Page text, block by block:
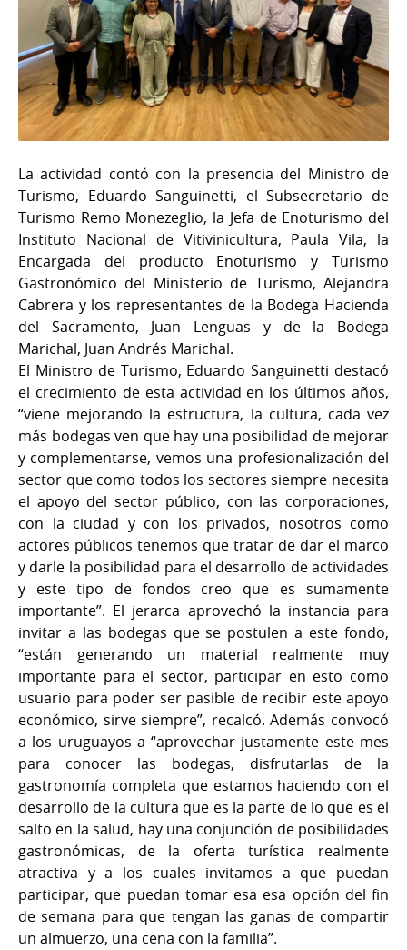
La actividad contó con la presencia del Ministro de
Turismo, Eduardo Sanguinetti, el Subsecretario de
Turismo Remo Monezeglio, la Jefa de Enoturismo del
Instituto Nacional de Vitivinicultura, Paula Vila, la
Encargada del producto Enoturismo y Turismo
Gastronómico del Ministerio de Turismo, Alejandra
Cabrera y los representantes de la Bodega Hacienda
del Sacramento, Juan Lenguas y de la Bodega
Marichal, Juan Andrés Marichal.
El Ministro de Turismo, Eduardo Sanguinetti destacó
el crecimiento de esta actividad en los últimos años,
“viene mejorando la estructura, la cultura, cada vez
más bodegas ven que hay una posibilidad de mejorar
y complementarse, vemos una profesionalización del
sector que como todos los sectores siempre necesita
el apoyo del sector público, con las corporaciones,
con la ciudad y con los privados, nosotros como
actores públicos tenemos que tratar de dar el marco
y darle la posibilidad para el desarrollo de actividades
y este tipo de fondos creo que es sumamente
importante”. El jerarca aprovechó la instancia para
invitar a las bodegas que se postulen a este fondo,
“están generando un material realmente muy
importante para el sector, participar en esto como
usuario para poder ser pasible de recibir este apoyo
económico, sirve siempre”, recalcó. Además convocó
a los uruguayos a “aprovechar justamente este mes
para conocer las bodegas, disfrutarlas de la
gastronomía completa que estamos haciendo con el
desarrollo de la cultura que es la parte de lo que es el
salto en la salud, hay una conjunción de posibilidades
gastronómicas, de la oferta turística realmente
atractiva y a los cuales invitamos a que puedan
participar, que puedan tomar esa esa opción del fin
de semana para que tengan las ganas de compartir
un almuerzo, una cena con la familia”.